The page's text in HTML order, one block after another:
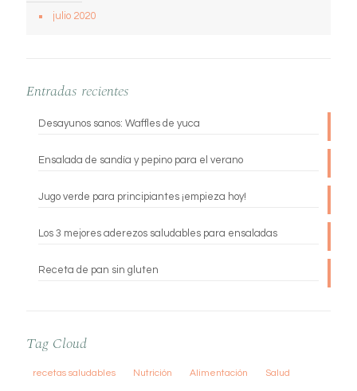
julio 2020
Entradas recientes
Desayunos sanos: Waffles de yuca
Ensalada de sandía y pepino para el verano
Jugo verde para principiantes ¡empieza hoy!
Los 3 mejores aderezos saludables para ensaladas
Receta de pan sin gluten
Tag Cloud
recetas saludables Nutrición Alimentación Salud